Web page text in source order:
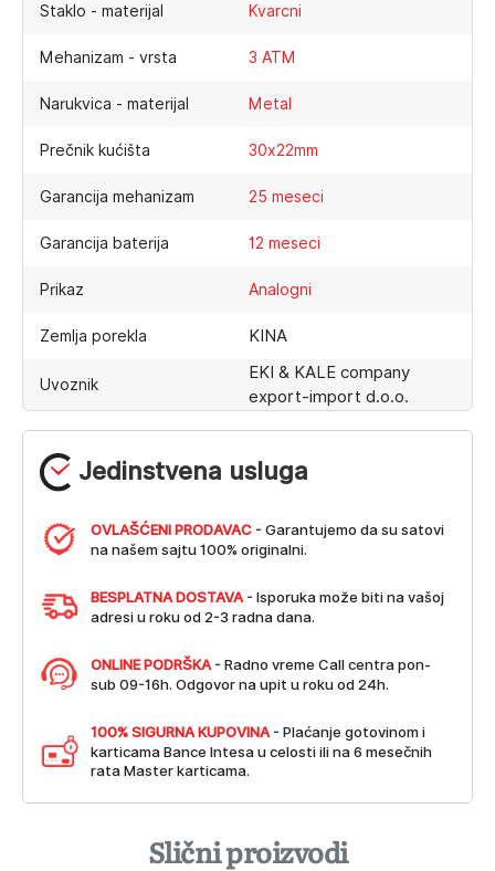
Jedinstvena usluga
OVLAŠĆENI PRODAVAC - Garantujemo da su satovi
na našem sajtu 100% originalni.
BESPLATNA DOSTAVA - Isporuka može biti na vašoj
adresi u roku od 2-3 radna dana.
ONLINE PODRŠKA - Radno vreme Call centra pon-
sub 09-16h. Odgovor na upit u roku od 24h.
100% SIGURNA KUPOVINA - Plaćanje gotovinom i
karticama Bance Intesa u celosti ili na 6 mesečnih
rata Master karticama.
Staklo - materijal Kvarcni
Mehanizam - vrsta 3 ATM
Narukvica - materijal Metal
Prečnik kućišta 30x22mm
Garancija mehanizam 25 meseci
Garancija baterija 12 meseci
Prikaz Analogni
Zemlja porekla KINA
Uvoznik
EKI & KALE company
export-import d.o.o.
Slični proizvodi